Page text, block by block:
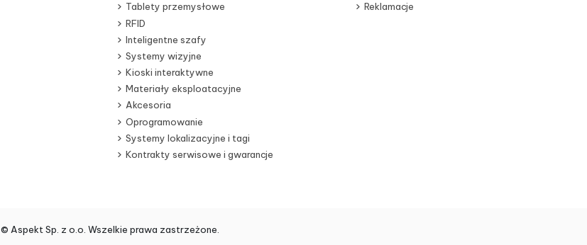
Tablety przemysłowe
RFID
Inteligentne szafy
Systemy wizyjne
Kioski interaktywne
Materiały eksploatacyjne
Akcesoria
Oprogramowanie
Systemy lokalizacyjne i tagi
Kontrakty serwisowe i gwarancje
Reklamacje
© Aspekt Sp. z o.o. Wszelkie prawa zastrzeżone.